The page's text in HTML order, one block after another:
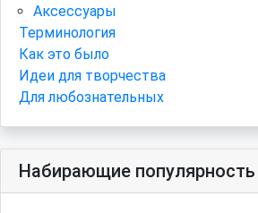
Аксессуары
Терминология
Как это было
Идеи для творчества
Для любознательных
Набирающие популярность